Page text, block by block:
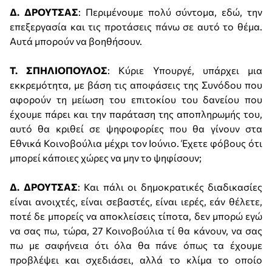
Δ. ΔΡΟΥΤΣΑΣ: Περιμένουμε πολύ σύντομα, εδώ, την
επεξεργασία και τις προτάσεις πάνω σε αυτό το θέμα.
Αυτά μπορούν να βοηθήσουν.
Τ. ΣΠΗΛΙΟΠΟΥΛΟΣ: Κύριε Υπουργέ, υπάρχει μια
εκκρεμότητα, με βάση τις αποφάσεις της Συνόδου που
αφορούν τη μείωση του επιτοκίου του δανείου που
έχουμε πάρει και την παράταση της αποπληρωμής του,
αυτό θα κριθεί σε ψηφοφορίες που θα γίνουν στα
Εθνικά Κοινοβούλια μέχρι τον Ιούνιο. Έχετε φόβους ότι
μπορεί κάποιες χώρες να μην το ψηφίσουν;
Δ. ΔΡΟΥΤΣΑΣ: Και πάλι οι δημοκρατικές διαδικασίες
είναι ανοιχτές, είναι σεβαστές, είναι ιερές, εάν θέλετε,
ποτέ δε μπορείς να αποκλείσεις τίποτα, δεν μπορώ εγώ
να σας πω, τώρα, 27 Κοινοβούλια τί θα κάνουν, να σας
πω με σαφήνεια ότι όλα θα πάνε όπως τα έχουμε
προβλέψει και σχεδιάσει, αλλά το κλίμα το οποίο